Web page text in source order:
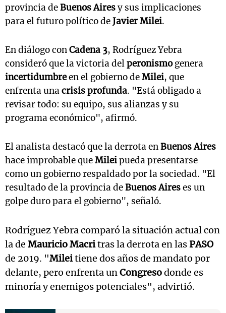
provincia deBuenos Airesy sus implicaciones
para el futuro político deJavier Milei.
En diálogo conCadena 3, Rodríguez Yebra
consideró que la victoria delperonismogenera
incertidumbreen el gobierno deMilei, que
enfrenta unacrisis profunda. "Está obligado a
revisar todo: su equipo, sus alianzas y su
programa económico", afirmó.
El analista destacó que la derrota enBuenos Aires
hace improbable queMileipueda presentarse
como un gobierno respaldado por la sociedad. "El
resultado de la provincia deBuenos Aireses un
golpe duro para el gobierno", señaló.
Rodríguez Yebra comparó la situación actual con
la de Mauricio Macritras la derrota en lasPASO
de 2019. "Mileitiene dos años de mandato por
delante, pero enfrenta unCongresodonde es
minoría y enemigos potenciales", advirtió.